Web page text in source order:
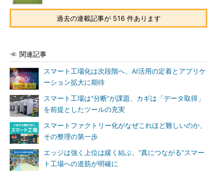
過去の連載記事が 516 件あります
関連記事
スマート工場化は次段階へ、AI活用の定着とアプリケ
ーション拡大に期待
スマート工場は“分断”が課題、カギは「データ取得」
を前提としたツールの充実
スマートファクトリー化がなぜこれほど難しいのか、
その整理の第一歩
エッジは強く上位は緩く結ぶ、“真につながる”スマー
ト工場への道筋が明確に